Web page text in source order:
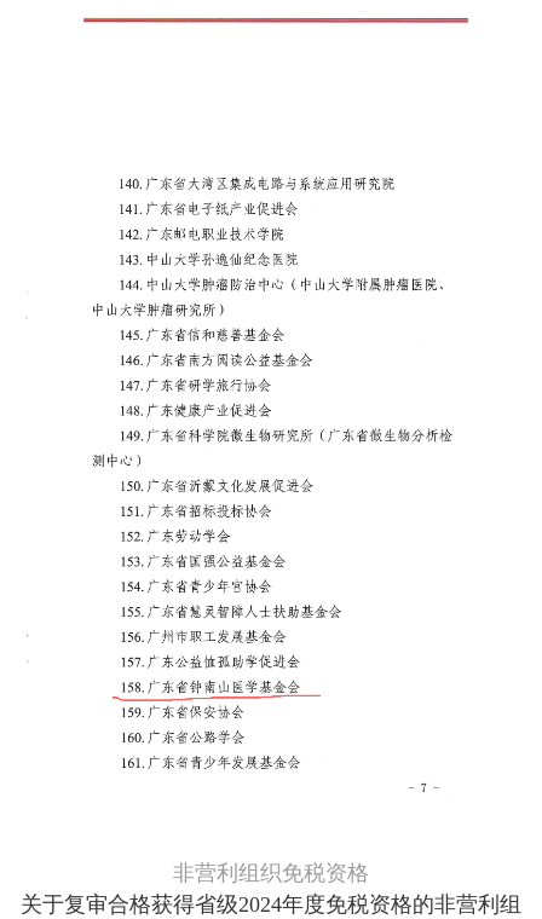
非营利组织免税资格
关于复审合格获得省级2024年度免税资格的非营利组